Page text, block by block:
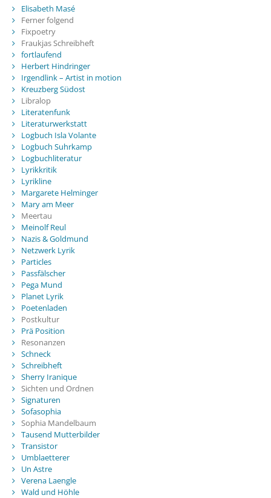
Elisabeth Masé
Ferner folgend
Fixpoetry
Fraukjas Schreibheft
fortlaufend
Herbert Hindringer
Irgendlink – Artist in motion
Kreuzberg Südost
Libralop
Literatenfunk
Literaturwerkstatt
Logbuch Isla Volante
Logbuch Suhrkamp
Logbuchliteratur
Lyrikkritik
Lyrikline
Margarete Helminger
Mary am Meer
Meertau
Meinolf Reul
Nazis & Goldmund
Netzwerk Lyrik
Particles
Passfälscher
Pega Mund
Planet Lyrik
Poetenladen
Postkultur
Prä Position
Resonanzen
Schneck
Schreibheft
Sherry Iranique
Sichten und Ordnen
Signaturen
Sofasophia
Sophia Mandelbaum
Tausend Mutterbilder
Transistor
Umblaetterer
Un Astre
Verena Laengle
Wald und Höhle